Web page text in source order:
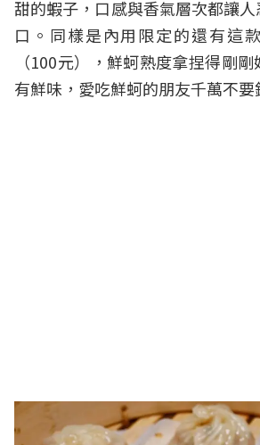
甜的蝦子，口感與香氣層次都讓
口。同樣是內用限定的還有這
（100元），鮮蚵熟度拿捏得剛
有鮮味，愛吃鮮蚵的朋友千萬不要